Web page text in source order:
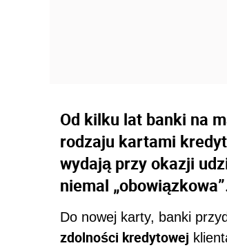
Od kilku lat banki na
rodzaju kartami
wydają przy okazji
niemal
Do nowej karty, banki
zdolności kredytowej